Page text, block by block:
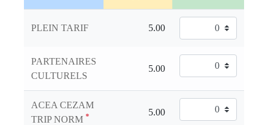
PLEIN TARIF
PARTENAIRES
CULTURELS
ACEA CEZAM
TRIP NORM *